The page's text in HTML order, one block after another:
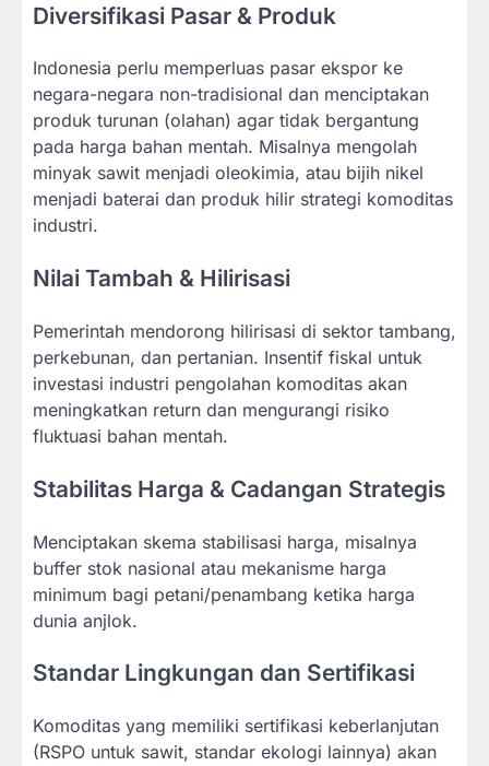
Diversifikasi Pasar & Produk
Indonesia perlu memperluas pasar ekspor ke
negara-negara non-tradisional dan menciptakan
produk turunan (olahan) agar tidak bergantung
pada harga bahan mentah. Misalnya mengolah
minyak sawit menjadi oleokimia, atau bijih nikel
menjadi baterai dan produk hilir strategi komoditas
industri.
Nilai Tambah & Hilirisasi
Pemerintah mendorong hilirisasi di sektor tambang,
perkebunan, dan pertanian. Insentif fiskal untuk
investasi industri pengolahan komoditas akan
meningkatkan return dan mengurangi risiko
fluktuasi bahan mentah.
Stabilitas Harga & Cadangan Strategis
Menciptakan skema stabilisasi harga, misalnya
buffer stok nasional atau mekanisme harga
minimum bagi petani/penambang ketika harga
dunia anjlok.
Standar Lingkungan dan Sertifikasi
Komoditas yang memiliki sertifikasi keberlanjutan
(RSPO untuk sawit, standar ekologi lainnya) akan